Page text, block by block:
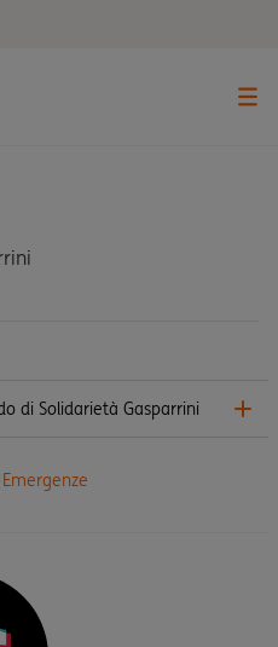
di Solidarietà Gasparrini